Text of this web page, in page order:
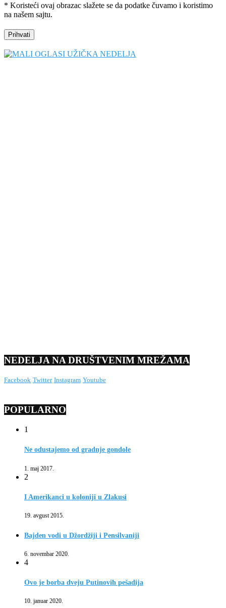
* Koristeći ovaj obrazac slažete se da podatke čuvamo i koristimo
na našem sajtu.
NEDELJA NA DRUŠTVENIM MREŽAMA
Facebook Twitter Instagram Youtube
POPULARNO
1
Ne odustajemo od gradnje gondole
1. maj 2017.
2
I Amerikanci u koloniji u Zlakusi
19. avgust 2015.
Bajden vodi u Džordžiji i Pensilvaniji
6. novembar 2020.
4
Ovo je borba dveju Putinovih pešadija
10. januar 2020.